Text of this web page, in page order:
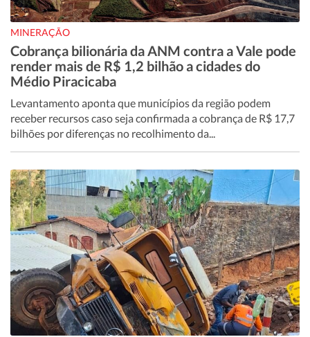
MINERAÇÃO
Cobrança bilionária da ANM contra a Vale pode
render mais de R$ 1,2 bilhão a cidades do
Médio Piracicaba
Levantamento aponta que municípios da região podem
receber recursos caso seja confirmada a cobrança de R$ 17,7
bilhões por diferenças no recolhimento da...